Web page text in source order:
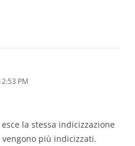
PM
la stessa indicizzazione
più indicizzati.